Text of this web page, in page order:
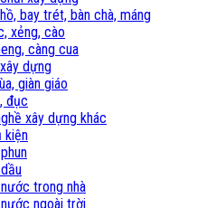
bay trét, bàn chà, máng
xẻng, cào
càng cua
dựng
giàn giáo
đục
xây dựng khác
kiện
trong nhà
ngoài trời